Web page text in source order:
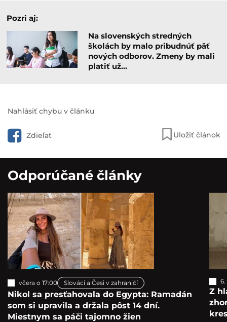
Pozri aj:
Na slovenských stredných
školách by malo pribudnúť päť
nových odborov. Zmeny by mali
platiť už…
Nahlásiť chybu v článku
Zdieľať Uložiť článok
Odporúčané články
včera o 17:00 Slováci a Česi v zahraničí
Nikol sa presťahovala do Egypta: Ramadán
som si upravila a držala pôst 14 dní.
Miestnym sa páči tajomno žien
Z